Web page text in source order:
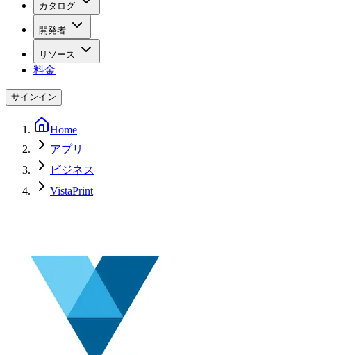
カタログ
開発者
リソース
料金
サインイン
Home
アプリ
ビジネス
VistaPrint